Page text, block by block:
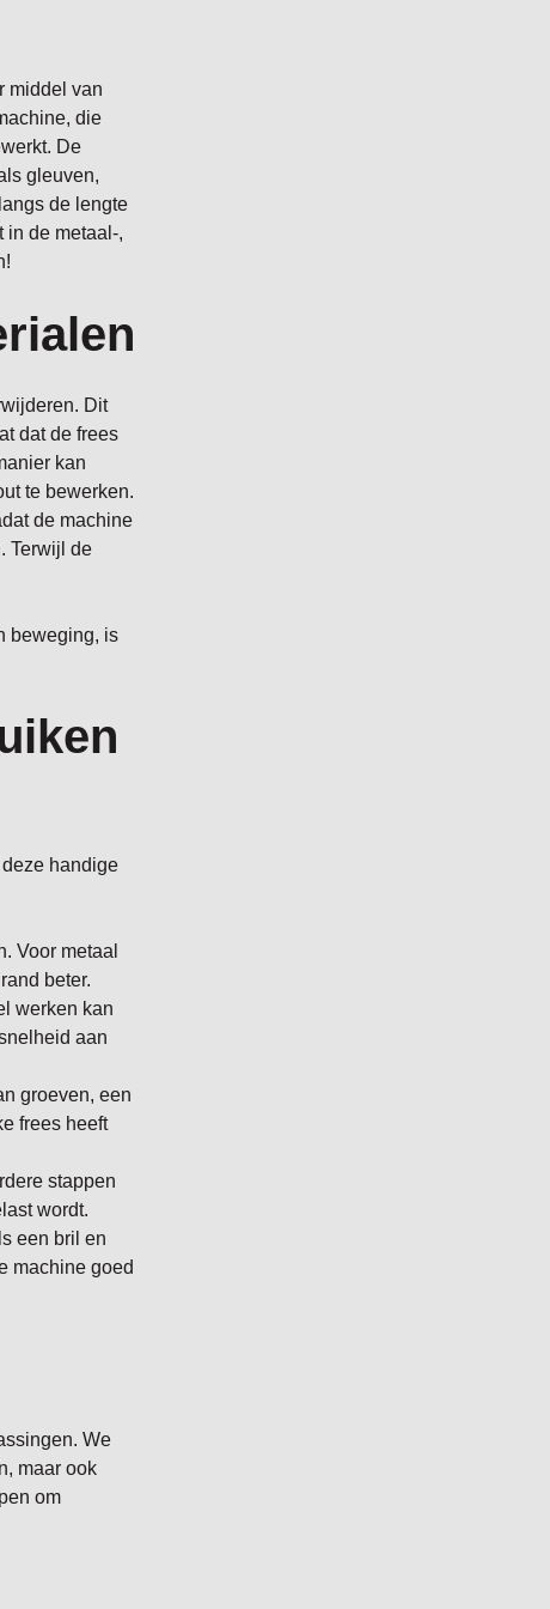
middel van
die
De
gleuven,
de lengte
in de metaal-,
Dit
dat de frees
kan
te bewerken.
de machine
Terwijl de
beweging, is
handige
Voor metaal
beter.
werken kan
aan
groeven, een
frees heeft
stappen
wordt.
een bril en
machine goed
We
maar ook
om